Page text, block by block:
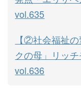
vol.635
【②社会福祉
クの母」リッ
vol.636